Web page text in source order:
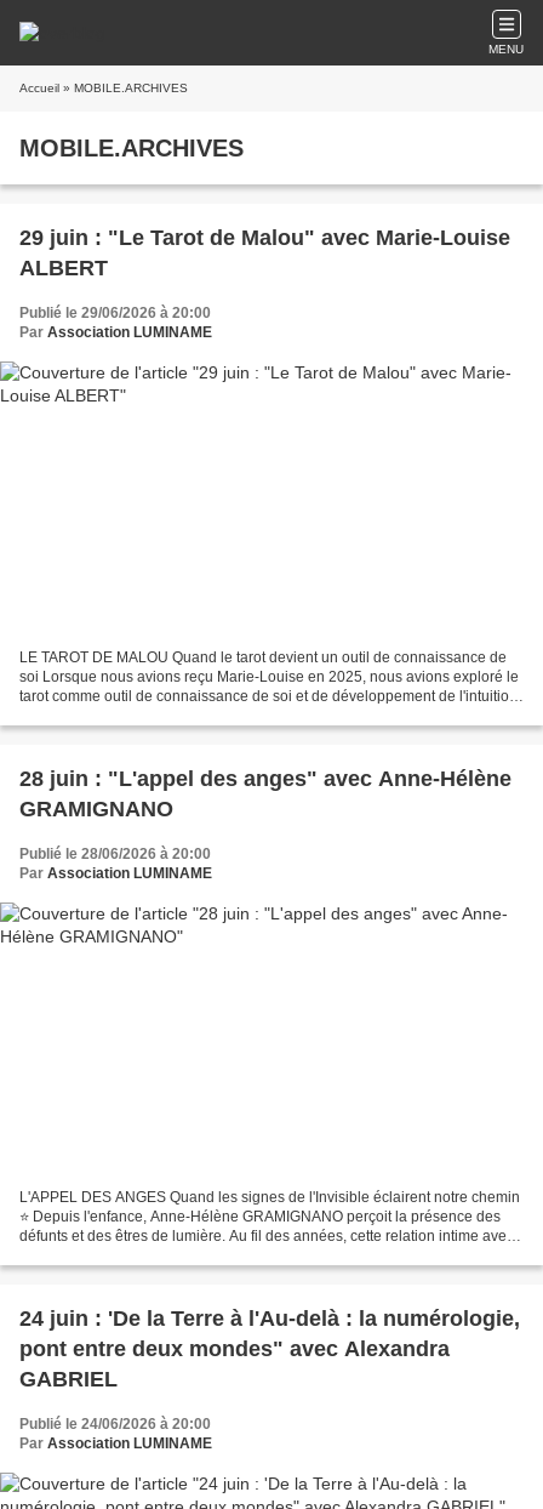
MENU
Accueil » MOBILE.ARCHIVES
MOBILE.ARCHIVES
29 juin : "Le Tarot de Malou" avec Marie-Louise
ALBERT
Publié le 29/06/2026 à 20:00
Par Association LUMINAME
LE TAROT DE MALOU Quand le tarot devient un outil de connaissance de
soi Lorsque nous avions reçu Marie-Louise en 2025, nous avions exploré le
tarot comme outil de connaissance de soi et de développement de l'intuition.
28 juin : "L'appel des anges" avec Anne-Hélène
GRAMIGNANO
Publié le 28/06/2026 à 20:00
Par Association LUMINAME
L'APPEL DES ANGES Quand les signes de l'Invisible éclairent notre chemin
⭐ Depuis l'enfance, Anne-Hélène GRAMIGNANO perçoit la présence des
défunts et des êtres de lumière. Au fil des années, cette relation intime avec
24 juin : 'De la Terre à l'Au-delà : la numérologie,
pont entre deux mondes" avec Alexandra
GABRIEL
Publié le 24/06/2026 à 20:00
Par Association LUMINAME